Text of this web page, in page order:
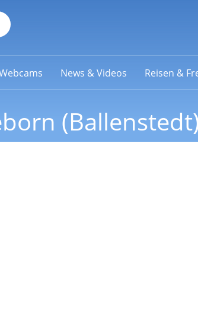
News & Videos Reisen &